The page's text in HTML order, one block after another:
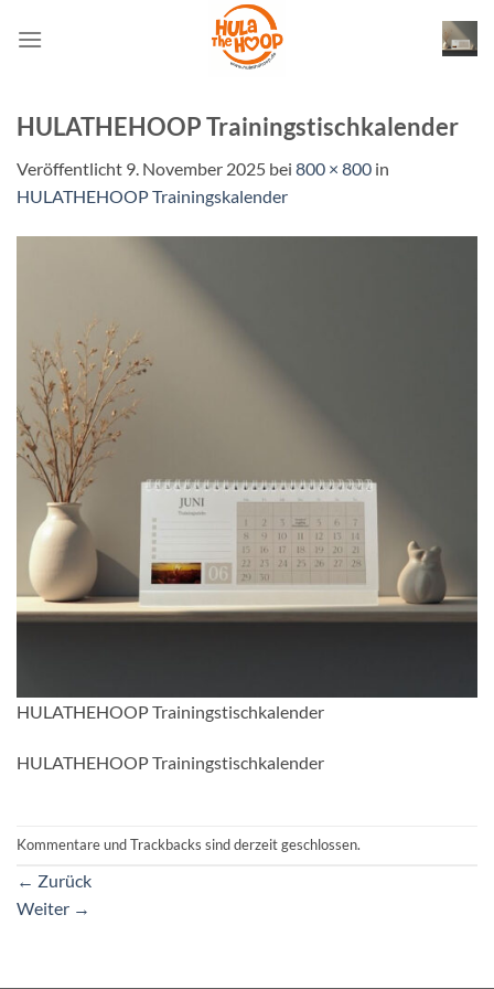
Inhalt
HULATHEHOOP Trainingstischkalender
Veröffentlicht 9. November 2025 bei 800 × 800 in
HULATHEHOOP Trainingskalender
HULATHEHOOP Trainingstischkalender
HULATHEHOOP Trainingstischkalender
Kommentare und Trackbacks sind derzeit geschlossen.
← Zurück
Weiter →